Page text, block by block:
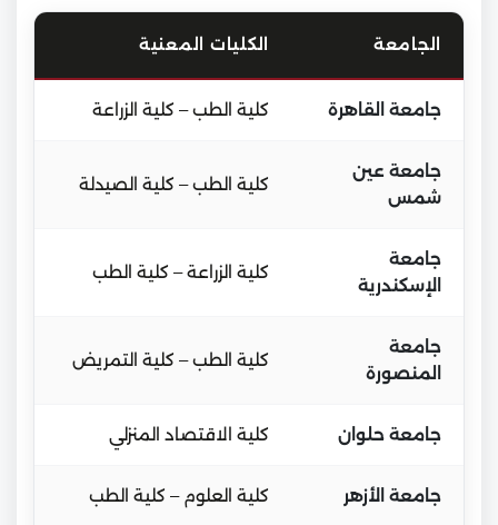
الجامعة الكليات المعنية
جامعة القاهرة كلية الطب – كلية الزراعة
جامعة عين
شمس
كلية الطب – كلية الصيدلة
جامعة
الإسكندرية
كلية الزراعة – كلية الطب
جامعة
المنصورة
كلية الطب – كلية التمريض
جامعة حلوان كلية الاقتصاد المنزلي
جامعة الأزهر كلية العلوم – كلية الطب